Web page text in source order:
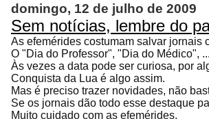
domingo, 12 de julho de 2009
Sem notícias, lembre do
As efemérides costumam salvar jornais
O "Dia do Professor", "Dia do Médico", ...
Às vezes a data pode ser curiosa, por
Conquista da Lua é algo assim.
Mas é preciso trazer novidades, não
Se os jornais dão todo esse destaque
Muito cuidado com as efemérides.